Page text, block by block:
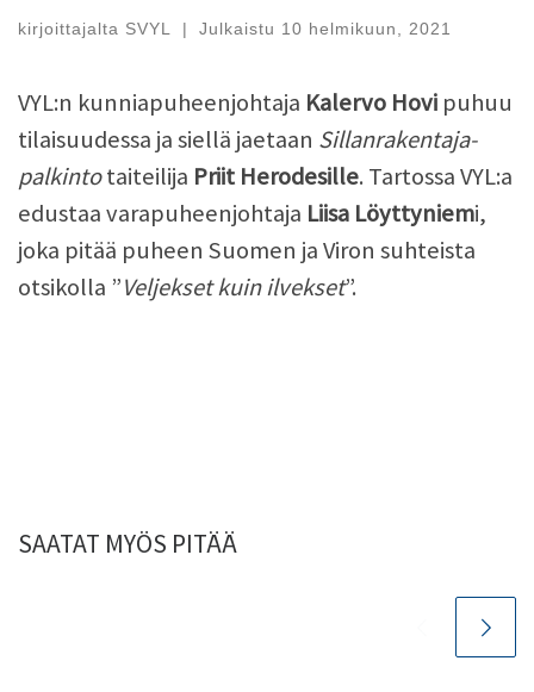
kirjoittajalta SVYL | Julkaistu 10 helmikuun, 2021
VYL:n kunniapuheenjohtaja Kalervo Hovi puhuu
tilaisuudessa ja siellä jaetaan Sillanrakentaja-
palkintotaiteilija Priit Herodesille. Tartossa VYL:a
edustaa varapuheenjohtaja Liisa Löyttyniemi,
joka pitää puheen Suomen ja Viron suhteista
otsikolla ”Veljekset kuin ilvekset”.
SAATAT MYÖS PITÄÄ